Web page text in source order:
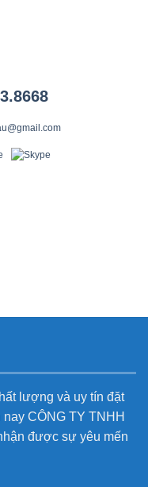
lượng và uy tín đặt
nay CÔNG TY TNHH
được sự yêu mến